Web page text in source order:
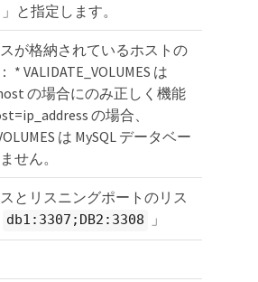
と指定します。
が格納されているホストの
* VALIDATE_VOLUMES は
の場合にのみ正しく機能
の場合、
は MySQL データベー
せん。
とリスニングポートのリス
db1:3307;DB2:3308 」